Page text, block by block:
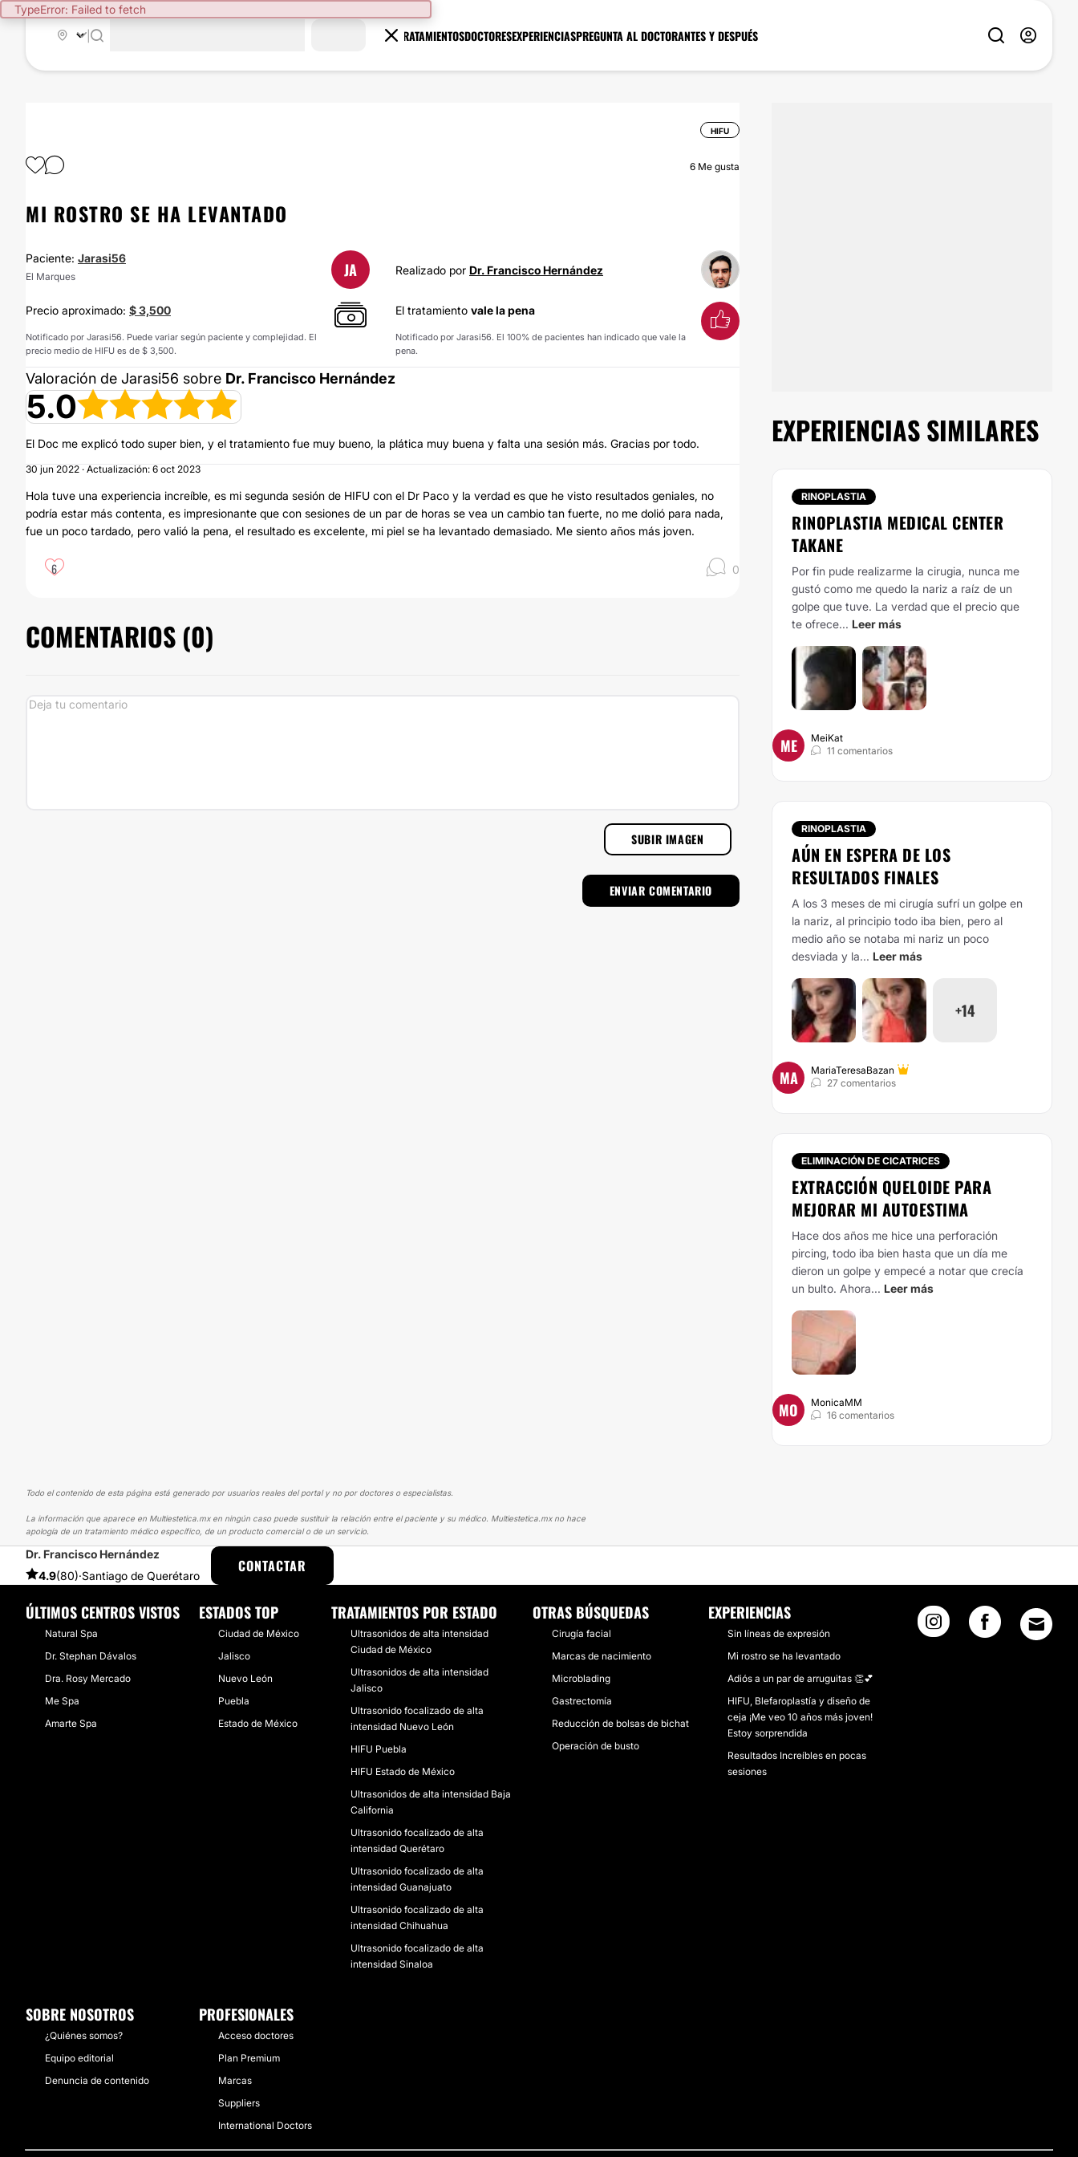
TypeError: Failed to fetch
TRATAMIENTOSDOCTORESEXPERIENCIASPREGUNTA AL DOCTORANTES Y DESPUÉS
HIFU
6 Me gusta
MI ROSTRO SE HA LEVANTADO
Paciente: Jarasi56
El Marques JA Realizado por Dr. Francisco Hernández
Precio aproximado: $ 3,500
Notificado por Jarasi56. Puede variar según paciente y complejidad. El
precio medio de HIFU es de $ 3,500.
El tratamiento vale la pena
Notificado por Jarasi56. El 100% de pacientes han indicado que vale la
pena.
Valoración de Jarasi56 sobre Dr. Francisco Hernández
5.0
El Doc me explicó todo super bien, y el tratamiento fue muy bueno, la plática muy buena y falta una sesión más. Gracias por todo.
30 jun 2022 · Actualización: 6 oct 2023
Hola tuve una experiencia increíble, es mi segunda sesión de HIFU con el Dr Paco y la verdad es que he visto resultados geniales, no
podría estar más contenta, es impresionante que con sesiones de un par de horas se vea un cambio tan fuerte, no me dolió para nada,
fue un poco tardado, pero valió la pena, el resultado es excelente, mi piel se ha levantado demasiado. Me siento años más joven.
6 0
COMENTARIOS (0)
SUBIR IMAGEN
EXPERIENCIAS SIMILARES
RINOPLASTIA
RINOPLASTIA MEDICAL CENTER
TAKANE
Por fin pude realizarme la cirugia, nunca me
gustó como me quedo la nariz a raíz de un
golpe que tuve. La verdad que el precio que
te ofrece... Leer más
ME
MeiKat
11 comentarios
RINOPLASTIA
AÚN EN ESPERA DE LOS
RESULTADOS FINALES
A los 3 meses de mi cirugía sufrí un golpe en
la nariz, al principio todo iba bien, pero al
medio año se notaba mi nariz un poco
desviada y la... Leer más
+14
MA
MariaTeresaBazan
27 comentarios
ELIMINACIÓN DE CICATRICES
EXTRACCIÓN QUELOIDE PARA
MEJORAR MI AUTOESTIMA
Hace dos años me hice una perforación
pircing, todo iba bien hasta que un día me
dieron un golpe y empecé a notar que crecía
un bulto. Ahora... Leer más
MO
MonicaMM
16 comentarios
Todo el contenido de esta página está generado por usuarios reales del portal y no por doctores o especialistas.
La información que aparece en Multiestetica.mx en ningún caso puede sustituir la relación entre el paciente y su médico. Multiestetica.mx no hace
apología de un tratamiento médico específico, de un producto comercial o de un servicio.
Dr. Francisco Hernández
4.9(80)·Santiago de Querétaro
CONTACTAR
MULTIESTETICA EXPERIENCIAS EXPERIENCIAS SOBRE HIFU
ÚLTIMOS CENTROS VISTOS
Natural Spa
Dr. Stephan Dávalos
Dra. Rosy Mercado
Me Spa
Amarte Spa
ESTADOS TOP
Ciudad de México
Jalisco
Nuevo León
Puebla
Estado de México
TRATAMIENTOS POR ESTADO
Ultrasonidos de alta intensidad
Ciudad de México
Ultrasonidos de alta intensidad
Jalisco
Ultrasonido focalizado de alta
intensidad Nuevo León
HIFU Puebla
HIFU Estado de México
Ultrasonidos de alta intensidad Baja
California
Ultrasonido focalizado de alta
intensidad Querétaro
Ultrasonido focalizado de alta
intensidad Guanajuato
Ultrasonido focalizado de alta
intensidad Chihuahua
Ultrasonido focalizado de alta
intensidad Sinaloa
OTRAS BÚSQUEDAS
Cirugía facial
Marcas de nacimiento
Microblading
Gastrectomía
Reducción de bolsas de bichat
Operación de busto
EXPERIENCIAS
Sin líneas de expresión
Mi rostro se ha levantado
Adiós a un par de arruguitas 👏💕
HIFU, Blefaroplastía y diseño de
ceja ¡Me veo 10 años más joven!
Estoy sorprendida
Resultados Increíbles en pocas
sesiones
SOBRE NOSOTROS
¿Quiénes somos?
Equipo editorial
Denuncia de contenido
PROFESIONALES
Acceso doctores
Plan Premium
Marcas
Suppliers
International Doctors